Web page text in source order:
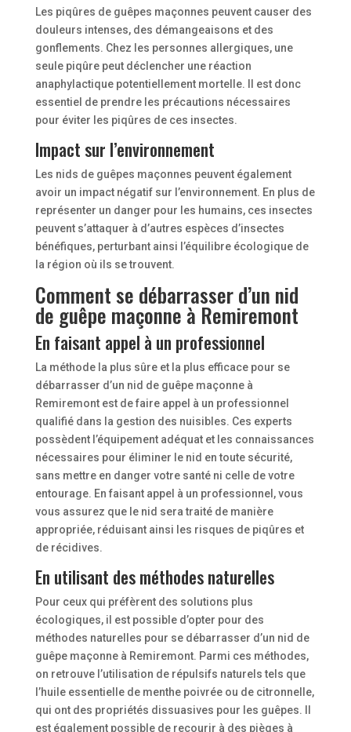
Les piqûres de guêpes maçonnes peuvent causer des
douleurs intenses, des démangeaisons et des
gonflements. Chez les personnes allergiques, une
seule piqûre peut déclencher une réaction
anaphylactique potentiellement mortelle. Il est donc
essentiel de prendre les précautions nécessaires
pour éviter les piqûres de ces insectes.
Impact sur l’environnement
Les nids de guêpes maçonnes peuvent également
avoir un impact négatif sur l’environnement. En plus de
représenter un danger pour les humains, ces insectes
peuvent s’attaquer à d’autres espèces d’insectes
bénéfiques, perturbant ainsi l’équilibre écologique de
la région où ils se trouvent.
Comment se débarrasser d’un nid
de guêpe maçonne à Remiremont
En faisant appel à un professionnel
La méthode la plus sûre et la plus efficace pour se
débarrasser d’un nid de guêpe maçonne à
Remiremont est de faire appel à un professionnel
qualifié dans la gestion des nuisibles. Ces experts
possèdent l’équipement adéquat et les connaissances
nécessaires pour éliminer le nid en toute sécurité,
sans mettre en danger votre santé ni celle de votre
entourage. En faisant appel à un professionnel, vous
vous assurez que le nid sera traité de manière
appropriée, réduisant ainsi les risques de piqûres et
de récidives.
En utilisant des méthodes naturelles
Pour ceux qui préfèrent des solutions plus
écologiques, il est possible d’opter pour des
méthodes naturelles pour se débarrasser d’un nid de
guêpe maçonne à Remiremont. Parmi ces méthodes,
on retrouve l’utilisation de répulsifs naturels tels que
l’huile essentielle de menthe poivrée ou de citronnelle,
qui ont des propriétés dissuasives pour les guêpes. Il
est également possible de recourir à des pièges à